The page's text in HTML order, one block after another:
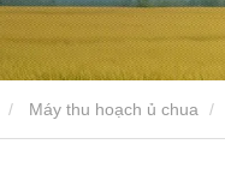
Máy thu hoạch ủ chua